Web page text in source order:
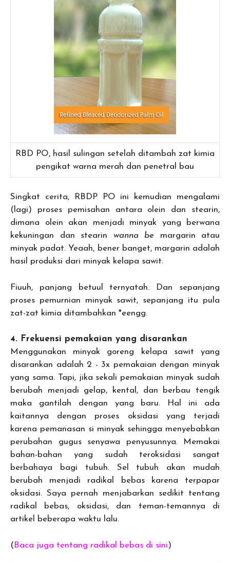
RBD PO, hasil sulingan setelah ditambah zat kimia
pengikat warna merah dan penetral bau
Singkat cerita, RBDP PO ini kemudian mengalami
(lagi) proses pemisahan antara olein dan stearin,
dimana olein akan menjadi minyak yang berwana
kekuningan dan stearin wanna be margarin atau
minyak padat. Yeaah, bener banget, margarin adalah
hasil produksi dari minyak kelapa sawit.
Fiuuh, panjang betuul ternyatah. Dan sepanjang
proses pemurnian minyak sawit, sepanjang itu pula
zat-zat kimia ditambahkan *eengg.
4. Frekuensi pemakaian yang disarankan
Menggunakan minyak goreng kelapa sawit yang
disarankan adalah 2 - 3x pemakaian dengan minyak
yang sama. Tapi, jika sekali pemakaian minyak sudah
berubah menjadi gelap, kental, dan berbau tengik
maka gantilah dengan yang baru. Hal ini ada
kaitannya dengan proses oksidasi yang terjadi
karena pemanasan si minyak sehingga menyebabkan
perubahan gugus senyawa penyusunnya. Memakai
bahan-bahan yang sudah teroksidasi sangat
berbahaya bagi tubuh. Sel tubuh akan mudah
berubah menjadi radikal bebas karena terpapar
oksidasi. Saya pernah menjabarkan sedikit tentang
radikal bebas, oksidasi, dan teman-temannya di
artikel beberapa waktu lalu.
( Baca juga tentang radikal bebas di sini)